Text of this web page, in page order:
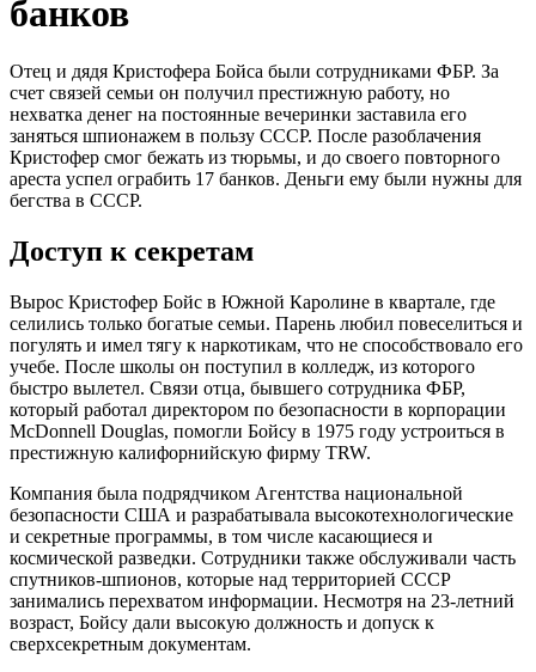
банков
Отец и дядя Кристофера Бойса были сотрудниками ФБР. За
счет связей семьи он получил престижную работу, но
нехватка денег на постоянные вечеринки заставила его
заняться шпионажем в пользу СССР. После разоблачения
Кристофер смог бежать из тюрьмы, и до своего повторного
ареста успел ограбить 17 банков. Деньги ему были нужны для
бегства в СССР.
Доступ к секретам
Вырос Кристофер Бойс в Южной Каролине в квартале, где
селились только богатые семьи. Парень любил повеселиться и
погулять и имел тягу к наркотикам, что не способствовало его
учебе. После школы он поступил в колледж, из которого
быстро вылетел. Связи отца, бывшего сотрудника ФБР,
который работал директором по безопасности в корпорации
McDonnell Douglas, помогли Бойсу в 1975 году устроиться в
престижную калифорнийскую фирму TRW.
Компания была подрядчиком Агентства национальной
безопасности США и разрабатывала высокотехнологические
и секретные программы, в том числе касающиеся и
космической разведки. Сотрудники также обслуживали часть
спутников-шпионов, которые над территорией СССР
занимались перехватом информации. Несмотря на 23-летний
возраст, Бойсу дали высокую должность и допуск к
сверхсекретным документам.